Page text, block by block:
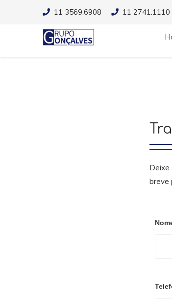
11 3569.6908 11 2741.1110
Deixe
breve